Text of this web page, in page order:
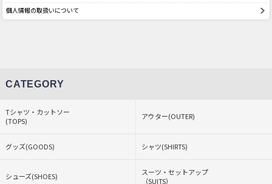
個人情報の取扱いについて
CATEGORY
Tシャツ・カットソー
(TOPS)
アウター(OUTER)
グッズ(GOODS) シャツ(SHIRTS)
シューズ(SHOES)
スーツ・セットアップ
（SUITS）